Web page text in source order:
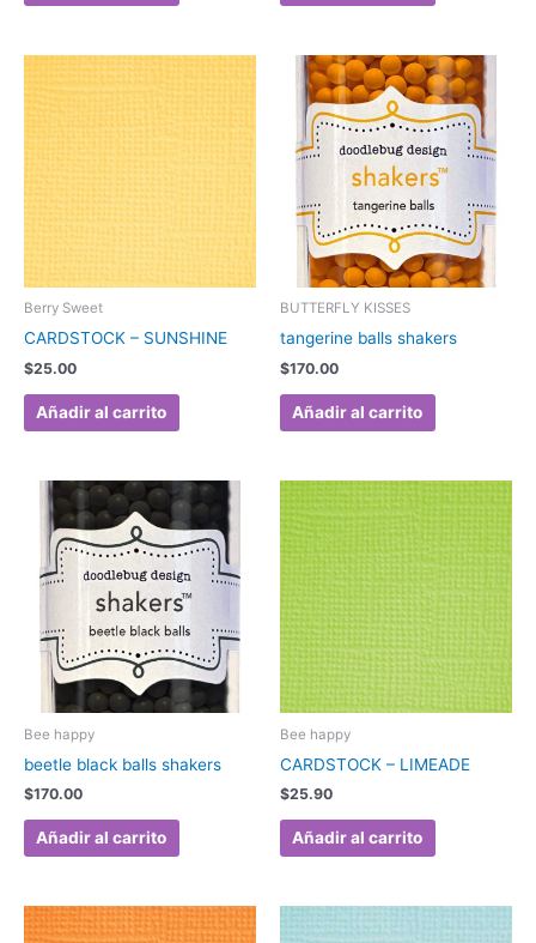
Berry Sweet
CARDSTOCK – SUNSHINE
$25.00
Añadir al carrito
BUTTERFLY KISSES
tangerine balls shakers
$170.00
Añadir al carrito
Bee happy
beetle black balls shakers
$170.00
Añadir al carrito
Bee happy
CARDSTOCK – LIMEADE
$25.90
Añadir al carrito